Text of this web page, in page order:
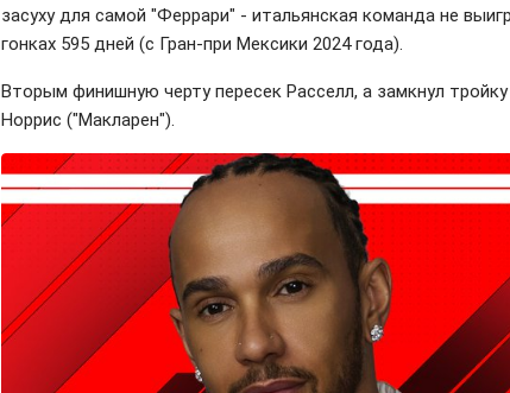
засуху для самой "Феррари" - итальянская команда не
гонках 595 дней (с Гран-при Мексики 2024 года).
Вторым финишную черту пересек Расселл, а замкнул
Норрис ("Макларен").